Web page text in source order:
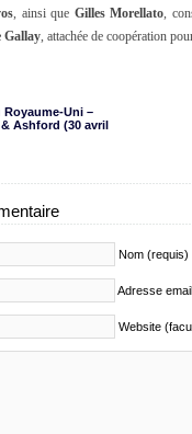
, ainsi que Gilles Morellato,
Gallay, attachée de coopération
Uni –
Ashford (30 avril
Nom (requis)
Adresse
Website